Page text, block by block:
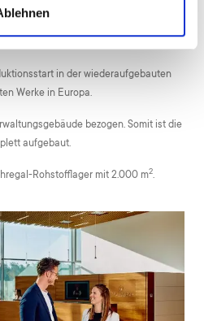
in der wiederaufgebauten
Werke in Europa.
bezogen. Somit ist die
aufgebaut.
Rohstofflager mit 2.000 m2.